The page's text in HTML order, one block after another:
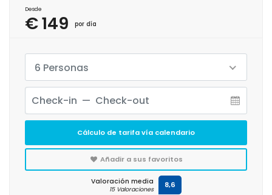
Desde
€ 149 por día
6 Personas
Cálculo de tarifa vía calendario
Añadir a sus favoritos
Valoración media
15 Valoraciones 8,6